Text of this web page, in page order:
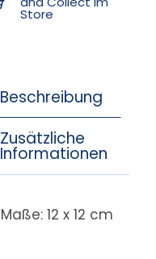
Store
Beschreibung
Zusätzliche
Informationen
Maße: 12 x 12 cm